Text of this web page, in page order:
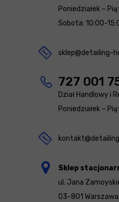
Poniedziałek –
Sobota: 10:00-
sklep@detailing-
727 001
Dział Handlowy i
Poniedziałek –
Sklep
ul. Jana
03-801 Warszawa